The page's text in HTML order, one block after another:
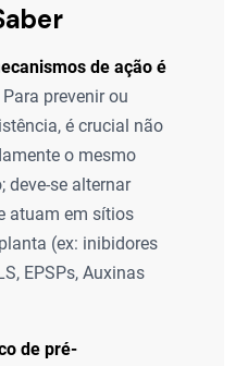
de ação é
Para prevenir ou
é crucial não
o mesmo
deve-se alternar
atuam em sítios
(ex: inibidores
EPSPs, Auxinas
de pré-